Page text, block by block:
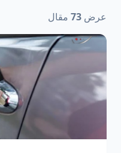
عرض 73 مقال